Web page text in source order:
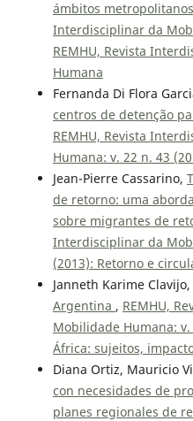
ámbitos metropolitanos
Interdisciplinar da
REMHU, Revista
Humana
Fernanda Di Flora
centros de detenção
REMHU, Revista
Humana: v. 22 n. 43
Jean-Pierre Cassarino,
de retorno: uma
sobre migrantes de
Interdisciplinar da
(2013): Retorno e
Janneth Karime Clavijo,
Argentina , REMHU,
Mobilidade Humana:
África: sujeitos,
Diana Ortiz, Mauricio
con necesidades de
planes regionales de